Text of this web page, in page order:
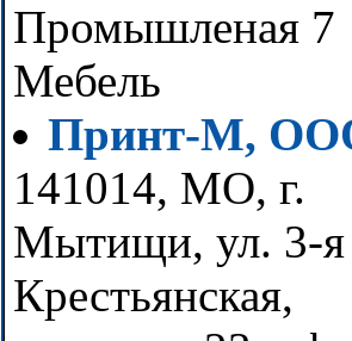
Промышленая 7
Мебель
Принт-М,
141014, МО, г.
Мытищи, ул. 3-я
Крестьянская,